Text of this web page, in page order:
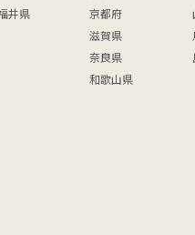
井県
京都府
滋賀県
奈良県
和歌山県